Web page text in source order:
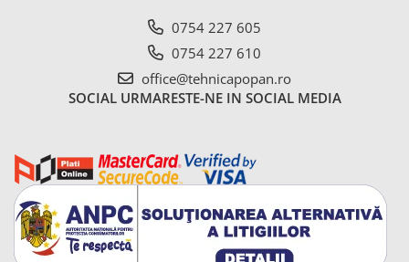
2.5.3 Accesorii animale
2.5.4. Accesorii insilozare si
Deutz-Fahr
Kuhn
2.6. Incarcatoare frontale
0754 227 605
0754 227 610
office@tehnicapopan.ro
SOCIAL URMARESTE-NE IN SOCIAL MEDIA